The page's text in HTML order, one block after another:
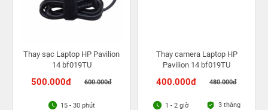
Thay sạc Laptop HP Pavilion
14 bf019TU
500.000đ 600.000đ
15 - 30 phút
Thay camera Laptop HP
Pavilion 14 bf019TU
400.000đ 480.000đ
1 - 2 giờ 3 tháng